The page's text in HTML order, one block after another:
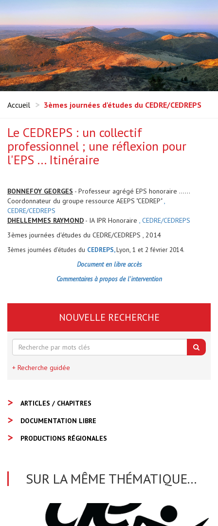
Accueil 3èmes journées d'études du CEDRE/CEDREPS
Le CEDREPS : un collectif
professionnel ; une réflexion pour
l'EPS ... Itinéraire
BONNEFOY GEORGES - Professeur agrégé EPS honoraire ......
Coordonnateur du groupe ressource AEEPS "CEDREP",
CEDRE/CEDREPS
DHELLEMMES RAYMOND - IA IPR Honoraire , CEDRE/CEDREPS
3èmes journées d'études du CEDRE/CEDREPS , 2014
3èmes journées d'études du CEDREPS,Lyon, 1 et 2 février 2014.
Document en libre accès
Commentaires à propos de l'intervention
NOUVELLE RECHERCHE
+ Recherche guidée
ARTICLES / CHAPITRES
DOCUMENTATION LIBRE
PRODUCTIONS RÉGIONALES
SUR LA MÊME THÉMATIQUE...